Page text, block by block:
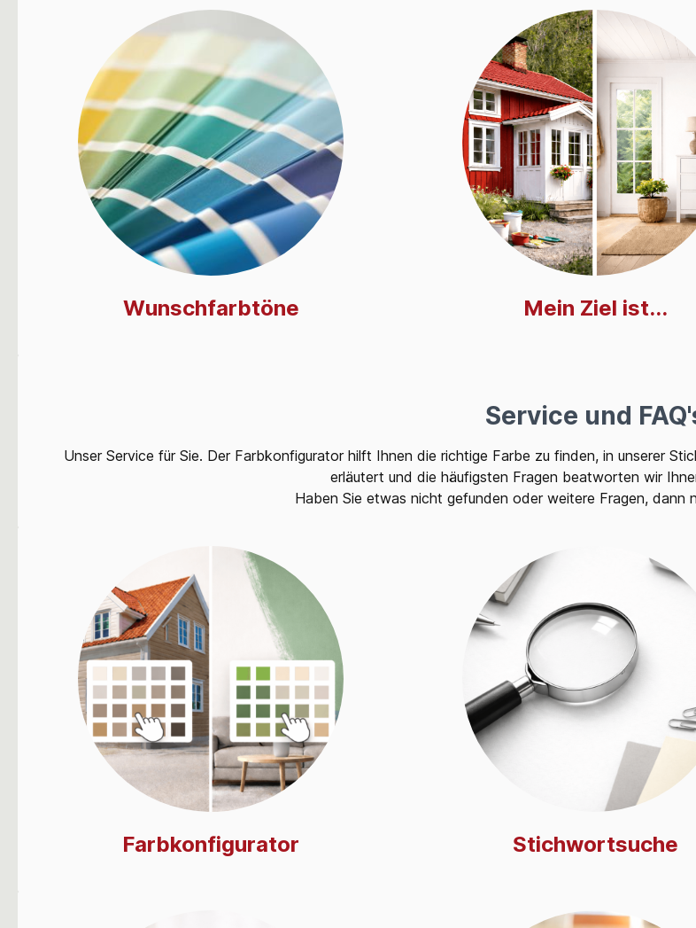
Wunschfarbtöne Mein Ziel ist...
Service und
Unser Service für Sie. Der Farbkonfigurator hilft Ihnen die richtige Farbe zu finden, in unserer
erläutert und die häufigsten Fragen beatworten wir
Haben Sie etwas nicht gefunden oder weitere Fragen, dann
Farbkonfigurator Stichwortsuche